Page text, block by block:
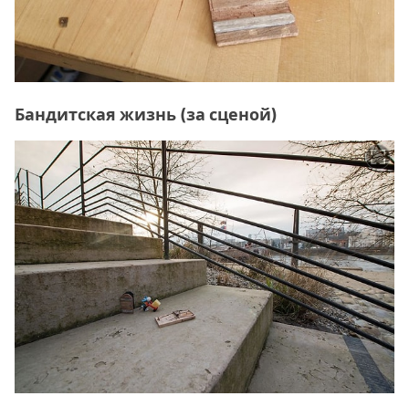
Бандитская жизнь (за сценой)